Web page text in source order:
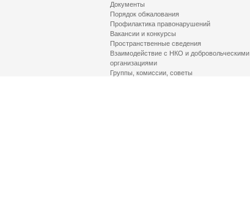
Документы
Порядок обжалования
Профилактика правонарушений
Вакансии и конкурсы
Пространственные сведения
Взаимодействие с НКО и добровольческими
организациями
Группы, комиссии, советы